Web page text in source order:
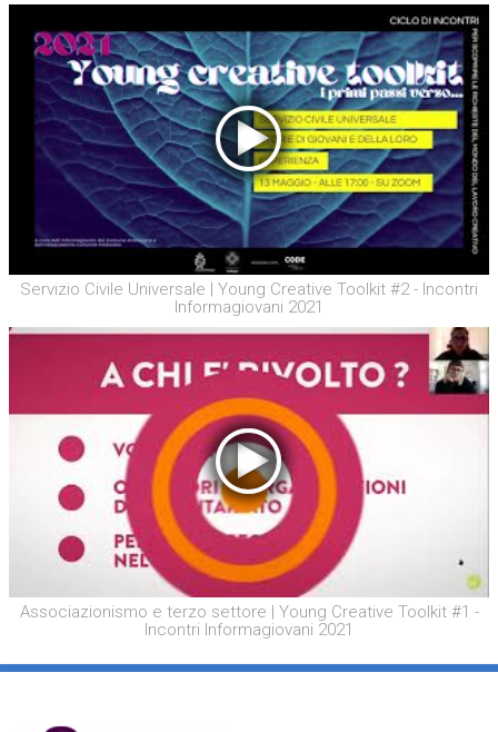
Servizio Civile Universale | Young Creative Toolkit #2 - Incontri
Informagiovani 2021
Associazionismo e terzo settore | Young Creative Toolkit #1 -
Incontri Informagiovani 2021